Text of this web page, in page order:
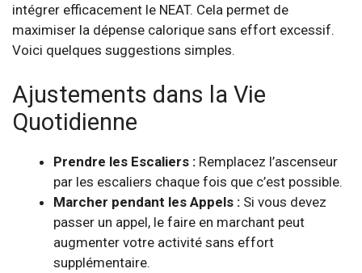
intégrer efficacement le NEAT. Cela permet de
maximiser la dépense calorique sans effort excessif.
Voici quelques suggestions simples.
Ajustements dans la Vie
Quotidienne
Prendre les Escaliers : Remplacez l’ascenseur
par les escaliers chaque fois que c’est possible.
Marcher pendant les Appels : Si vous devez
passer un appel, le faire en marchant peut
augmenter votre activité sans effort
supplémentaire.